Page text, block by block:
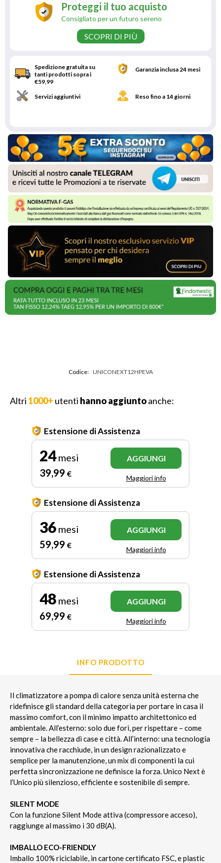
Proteggi il tuo acquisto
Consigliato per un futuro sereno
SCOPRI DI PIÙ
Spedizione gratuita su
tanti prodotti sopra i
€59,99
Garanzia inclusa 24 mesi
Servizi aggiuntivi Reso fino a 14 giorni
Codice: UNICONEXT12HPEVA
Altri 1000+ utenti hanno aggiuntoanche:
Estensione di Assistenza
24mesi
39,99 €
AGGIUNGI
Maggiori info
Estensione di Assistenza
36 mesi
59,99 €
AGGIUNGI
Maggiori info
Estensione di Assistenza
48 mesi
69,99 €
AGGIUNGI
Maggiori info
INFO PRODOTTO
Il climatizzatore a pompa di calore senza unità esterna che
ridefinisce gli standard della categoria per portare in casa il
massimo comfort, con il minimo impatto architettonico ed
ambientale. All’esterno: solo due fori, per rispettare – come
sempre – la bellezza di case e città. All’interno: una tecnologia
innovativa che racchiude, in un design razionalizzato e
semplice per la manutenzione, un mix di componenti la cui
perfetta sincronizzazione ne definisce la forza. Unico Next è
l’Unico più silenzioso, efficiente e sostenibile di sempre.
SILENT MODE
Con la funzione Silent Mode attiva (compressore acceso),
raggiunge al massimo i 30 dB(A).
IMBALLO ECO-FRIENDLY
Imballo 100% riciclabile, in cartone certificato FSC, e plastic